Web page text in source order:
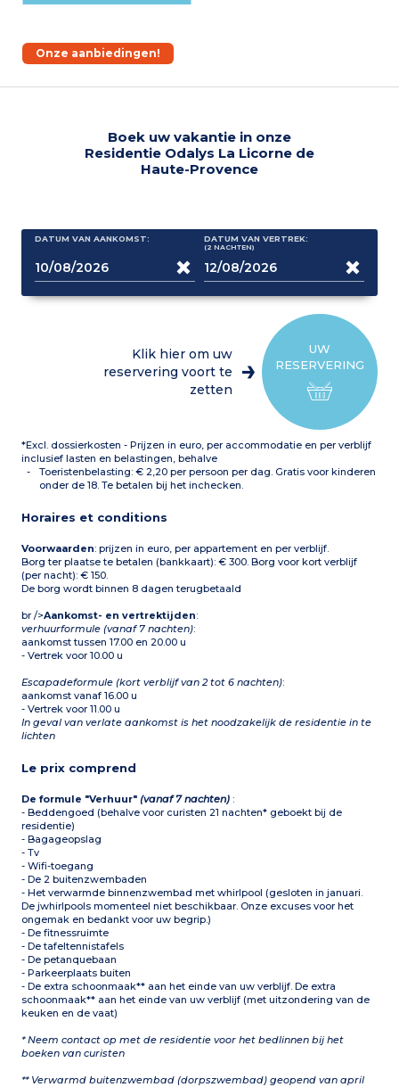
Onze aanbiedingen!
Boek uw vakantie in onze
Residentie Odalys La Licorne de
Haute-Provence
DATUM VAN AANKOMST: DATUM VAN VERTREK:
(2 NACHTEN)
UW
RESERVERING
Klik hier om uw
reservering voort te
zetten
*Excl. dossierkosten - Prijzen in euro, per accommodatie en per verblijf
inclusief lasten en belastingen, behalve
Toeristenbelasting: € 2,20 per persoon per dag. Gratis voor kinderen
onder de 18. Te betalen bij het inchecken.
Horaires et conditions
Voorwaarden: prijzen in euro, per appartement en per verblijf.
Borg ter plaatse te betalen (bankkaart): € 300. Borg voor kort verblijf
(per nacht): € 150.
De borg wordt binnen 8 dagen terugbetaald
br />Aankomst- en vertrektijden:
verhuurformule (vanaf 7 nachten):
aankomst tussen 17.00 en 20.00 u
- Vertrek voor 10.00 u
Escapadeformule (kort verblijf van 2 tot 6 nachten):
aankomst vanaf 16.00 u
- Vertrek voor 11.00 u
In geval van verlate aankomst is het noodzakelijk de residentie in te
lichten
Le prix comprend
De formule "Verhuur"(vanaf 7 nachten) :
- Beddengoed (behalve voor curisten 21 nachten* geboekt bij de
residentie)
- Bagageopslag
- Tv
- Wifi-toegang
- De 2 buitenzwembaden
- Het verwarmde binnenzwembad met whirlpool (gesloten in januari.
De jwhirlpools momenteel niet beschikbaar. Onze excuses voor het
ongemak en bedankt voor uw begrip.)
- De fitnessruimte
- De tafeltennistafels
- De petanquebaan
- Parkeerplaats buiten
- De extra schoonmaak** aan het einde van uw verblijf. De extra
schoonmaak** aan het einde van uw verblijf (met uitzondering van de
keuken en de vaat)
* Neem contact op met de residentie voor het bedlinnen bij het
boeken van curisten
** Verwarmd buitenzwembad (dorpszwembad) geopend van april